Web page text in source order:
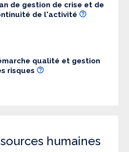
de gestion de crise et de
de l'activité
qualité et gestion
risques
humaines